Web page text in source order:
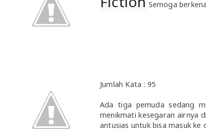
Semoga
Jumlah Kata : 95
Ada tiga pemuda sedang
menikmati kesegaran airnya
antusias untuk bisa masuk ke